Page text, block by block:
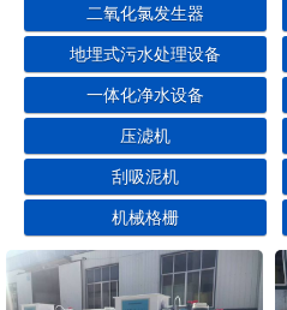
二氧化氯发生器
地埋式污水处理设备
一体化净水设备
压滤机
刮吸泥机
机械格栅